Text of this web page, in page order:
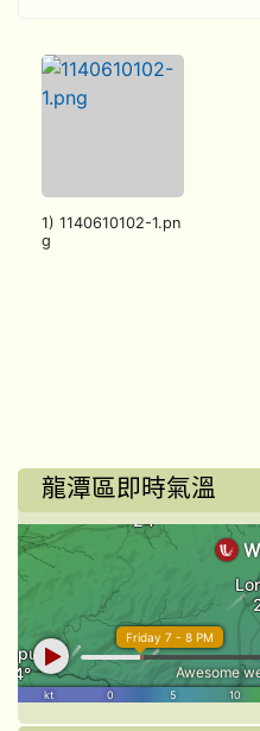
1) 1140610102-1.pn
g
龍潭區即時氣溫